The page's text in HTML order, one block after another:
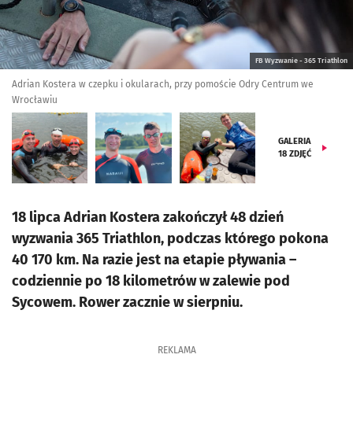
FB Wyzwanie - 365 Triathlon
Adrian Kostera w czepku i okularach, przy pomoście Odry Centrum we
Wrocławiu
GALERIA
18 ZDJĘĆ
18 lipca Adrian Kostera zakończył 48 dzień
wyzwania 365 Triathlon, podczas którego pokona
40 170 km. Na razie jest na etapie pływania –
codziennie po 18 kilometrów w zalewie pod
Sycowem. Rower zacznie w sierpniu.
REKLAMA